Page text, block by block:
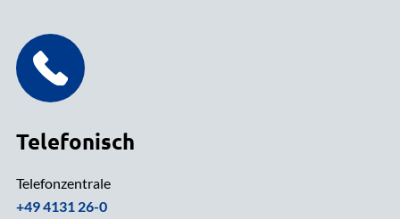
Telefonisch
Telefonzentrale
+49 4131 26-0